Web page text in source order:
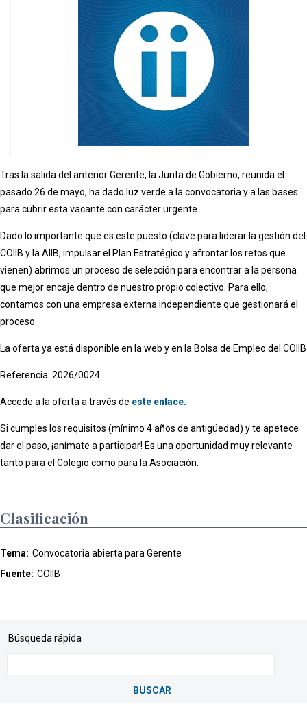
Tras la salida del anterior Gerente, la Junta de Gobierno, reunida el
pasado 26 de mayo, ha dado luz verde a la convocatoria y a las bases
para cubrir esta vacante con carácter urgente.
Dado lo importante que es este puesto (clave para liderar la gestión del
COIIB y la AIIB, impulsar el Plan Estratégico y afrontar los retos que
vienen) abrimos un proceso de selección para encontrar a la persona
que mejor encaje dentro de nuestro propio colectivo. Para ello,
contamos con una empresa externa independiente que gestionará el
proceso.
La oferta ya está disponible en la web y en la Bolsa de Empleo del COIIB
Referencia: 2026/0024
Accede a la oferta a través de este enlace.
Si cumples los requisitos (mínimo 4 años de antigüedad) y te apetece
dar el paso, ¡anímate a participar! Es una oportunidad muy relevante
tanto para el Colegio como para la Asociación.
Clasificación
Tema: Convocatoria abierta para Gerente
Fuente: COIIB
Búsqueda rápida